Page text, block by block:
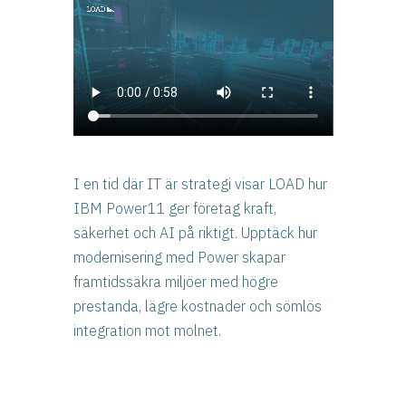
I en tid där IT är strategi visar LOAD hur
IBM Power11 ger företag kraft,
säkerhet och AI på riktigt. Upptäck hur
modernisering med Power skapar
framtidssäkra miljöer med högre
prestanda, lägre kostnader och sömlös
integration mot molnet.